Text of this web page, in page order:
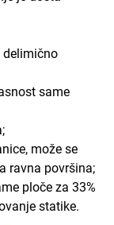
same
može se
ravna površina;
ploče za 33%
statike.